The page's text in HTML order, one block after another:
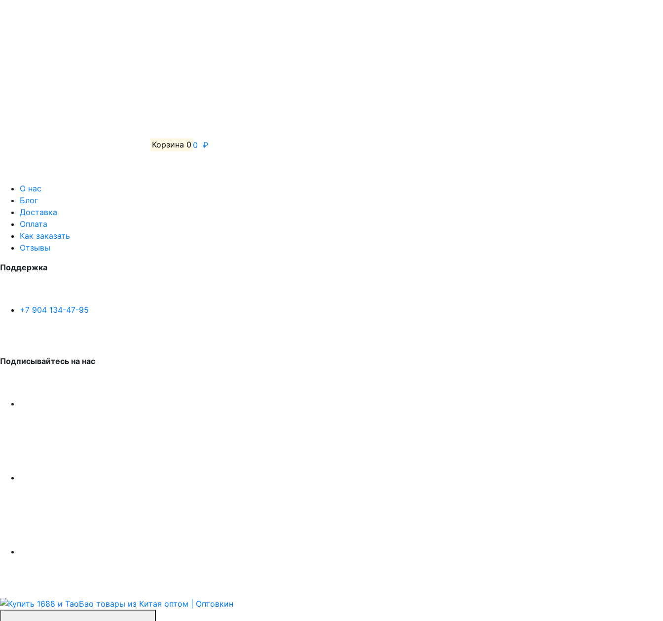
Корзина 0 0 ₽
О нас
Блог
Доставка
Оплата
Как заказать
Отзывы
Поддержка
+7 904 134-47-95
Подписывайтесь на нас